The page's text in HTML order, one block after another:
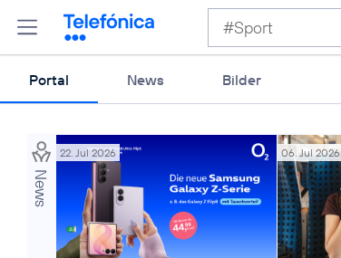
Portal News Bilder
News
22. Jul 2026 06. Jul 2026